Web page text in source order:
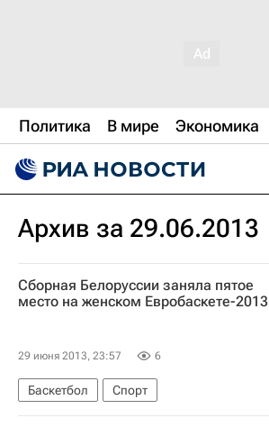
Политика В мире Экономика
Архив за 29.06.2013
Сборная Белоруссии заняла пятое
место на женском Евробаскете-2013
29 июня 2013, 23:57 6
Баскетбол
Спорт